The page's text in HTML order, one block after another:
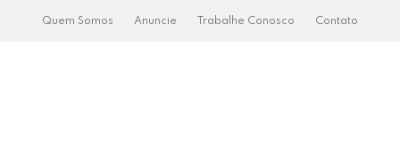
Quem Somos Anuncie Trabalhe Conosco Contato